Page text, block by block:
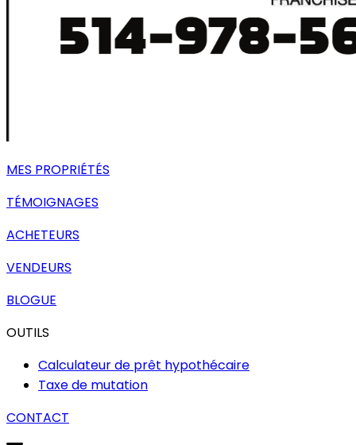
MES PROPRIÉTÉS
TÉMOIGNAGES
ACHETEURS
VENDEURS
BLOGUE
OUTILS
Calculateur de prêt hypothécaire
Taxe de mutation
CONTACT